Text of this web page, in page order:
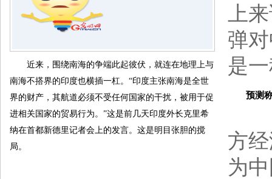
近来，围绕南海的争端此起彼伏，就连在地理上与
南海不搭界的印度也横插一杠。“印度主张南海是全世
界的财产，其航道必须不受任何国家的干扰，被用于促
进相关国家的贸易行为。”这是前几天印度外长克里希
纳在首都新德里记者会上的发言。这是明目张胆的搅
局。
上
弹
是
预测称
方
为